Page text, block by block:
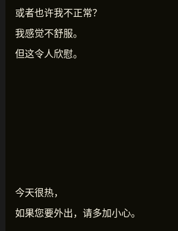
或者也许我不正常？
我感觉不舒服。
但这令人欣慰。
今天很热，
如果您要外出，请多加小心。